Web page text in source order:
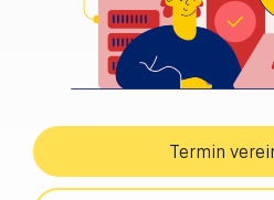
Termin